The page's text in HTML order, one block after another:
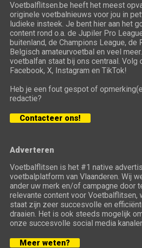
Voetbalflitsen.be heeft het meest
originele voetbalnieuws voor jou in
ludieke insteek. Je bent hier aan het
content rond o.a. de Jupiler Pro
buitenland, de Champions League, de
Belgisch amateurvoetbal en veel
voetbalfan staat bij ons centraal. Volg
Facebook, X, Instagram en TikTok!
Heb je een fout gespot of
redactie?
Contacteer ons!
Adverteren
Voetbalflitsen is het #1 native
voetbalplatform van Vlaanderen. Wij
ander uw merk en/of campagne door
relevante content voor Voetbalflitsen,
staat zijn zeer succesvolle en
draaien. Het is ook steeds mogelijk
onze succesvolle social media
Meer weten?